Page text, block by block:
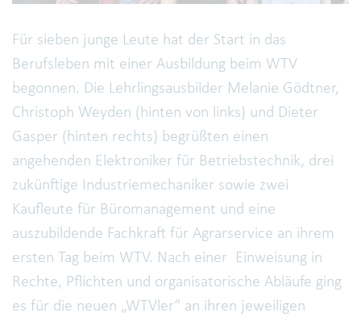
Für sieben junge Leute hat der Start in das
Berufsleben mit einer Ausbildung beim WTV
begonnen. Die Lehrlingsausbilder Melanie Gödtner,
Christoph Weyden (hinten von links) und Dieter
Gasper (hinten rechts) begrüßten einen
angehenden Elektroniker für Betriebstechnik, drei
zukünftige Industriemechaniker sowie zwei
Kaufleute für Büromanagement und eine
auszubildende Fachkraft für Agrarservice an ihrem
ersten Tag beim WTV. Nach einer Einweisung in
Rechte, Pflichten und organisatorische Abläufe ging
es für die neuen „WTVler“ an ihren jeweiligen